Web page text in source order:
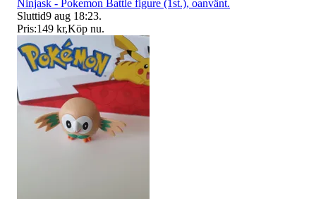
Ninjask - Pokemon Battle figure (1st.), oanvänt.
Sluttid9 aug 18:23.
Pris:149 kr,Köp nu.